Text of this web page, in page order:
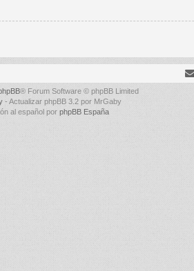
® Forum Software © phpBB Limited
- Actualizar phpBB 3.2 por MrGaby
al español por phpBB España